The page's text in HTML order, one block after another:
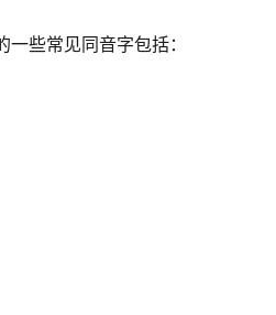
些常见同音字包括：